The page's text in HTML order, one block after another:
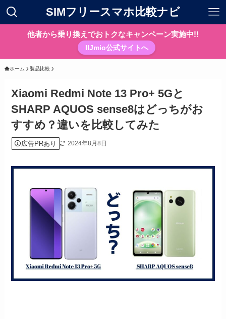
SIMフリースマホ比較ナビ
他者から乗り換えでおトクなキャンペーン実施中!!
IIJmio公式サイトへ
ホーム 製品比較
Xiaomi Redmi Note 13 Pro+ 5Gと
SHARP AQUOS sense8はどっちがお
すすめ？違いを比較してみた
広告PRあり 2024年8月8日